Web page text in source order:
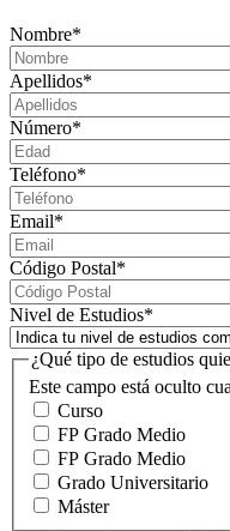
Nombre*
Apellidos*
Número*
Teléfono*
Email*
Código Postal*
Nivel de Estudios*
Este campo está oculto
¿Qué tipo de estudios
Curso
FP Grado Medio
FP Grado Medio
Grado Universitario
Máster